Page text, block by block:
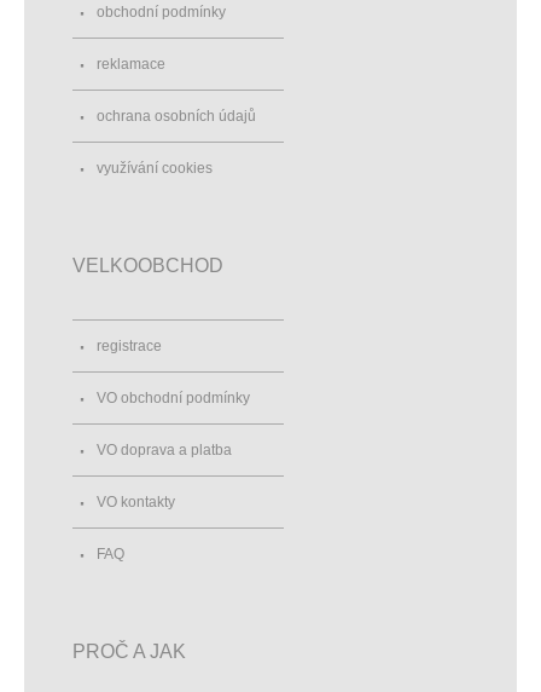
obchodní podmínky
reklamace
ochrana osobních údajů
využívání cookies
VELKOOBCHOD
registrace
VO obchodní podmínky
VO doprava a platba
VO kontakty
FAQ
PROČ A JAK